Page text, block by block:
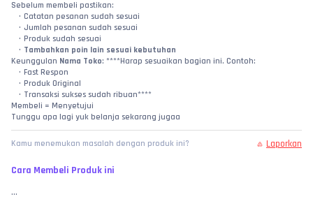
Sebelum membeli pastikan:
Catatan pesanan sudah sesuai
Jumlah pesanan sudah sesuai
Produk sudah sesuai
Tambahkan poin lain sesuai kebutuhan
Keunggulan Nama Toko: ****Harap sesuaikan bagian ini. Contoh:
Fast Respon
Produk Original
Transaksi sukses sudah ribuan****
Membeli = Menyetujui
Tunggu apa lagi yuk belanja sekarang jugaa
Kamu menemukan masalah dengan produk ini? Laporkan
Cara Membeli Produk ini
...